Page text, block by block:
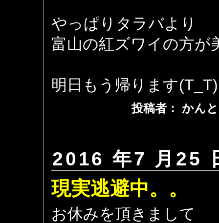
やっぱりタラバより
富山の紅ズワイの方が
明日もう帰ります(T_T)
投稿者： かん
2016 年7 月25
現実逃避中。。
お休みを頂きまして